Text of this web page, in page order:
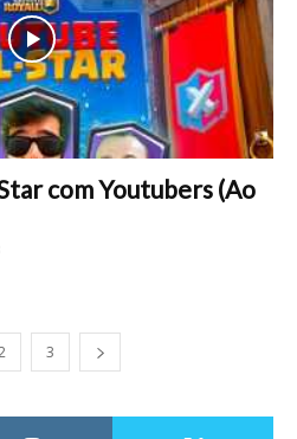
com Youtubers (Ao
3